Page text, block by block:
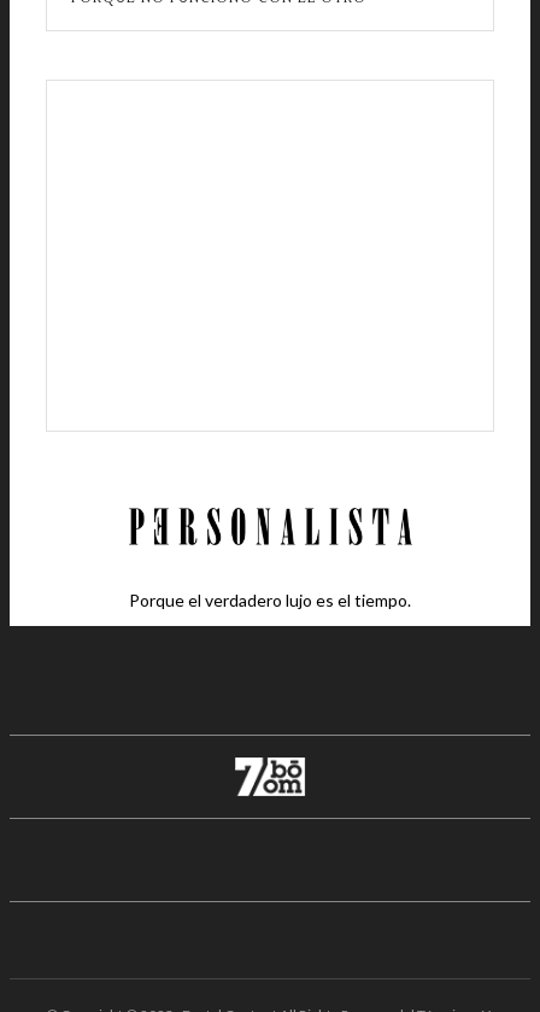
Porque el verdadero lujo es el tiempo.